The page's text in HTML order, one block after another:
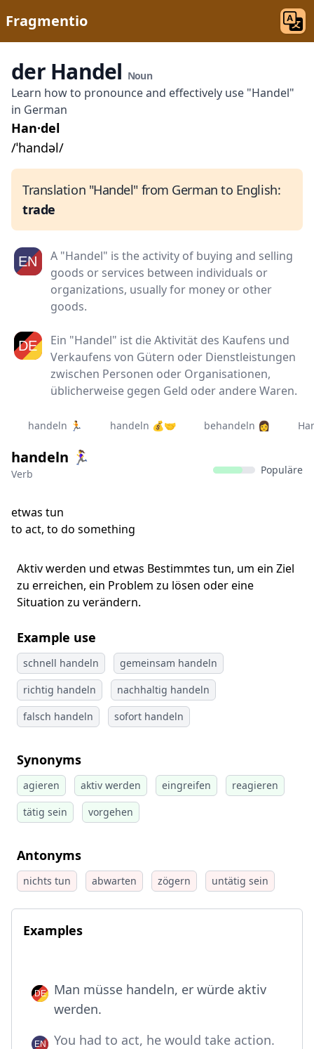
Fragmentio
der Handel Noun
Learn how to pronounce and effectively use "Handel"
in German
Han·del
/ˈhandəl/
Translation "Handel" from German to English:
trade
A "Handel" is the activity of buying and selling
goods or services between individuals or
organizations, usually for money or other
goods.
Ein "Handel" ist die Aktivität des Kaufens und
Verkaufens von Gütern oder Dienstleistungen
zwischen Personen oder Organisationen,
üblicherweise gegen Geld oder andere Waren.
handeln 🏃‍ handeln 💰🤝 behandeln 👩‍
handeln 🏃‍♀
Verb Populäre
etwas tun
to act, to do something
Aktiv werden und etwas Bestimmtes tun, um ein Ziel
zu erreichen, ein Problem zu lösen oder eine
Situation zu verändern.
Example use
schnell handeln
gemeinsam handeln
richtig handeln
nachhaltig handeln
falsch handeln
sofort handeln
Synonyms
agieren aktiv werden eingreifen
reagieren
tätig sein
vorgehen
Antonyms
nichts tun abwarten zögern untätig sein
Examples
Man müsse handeln, er würde aktiv
werden.
You had to act, he would take action.